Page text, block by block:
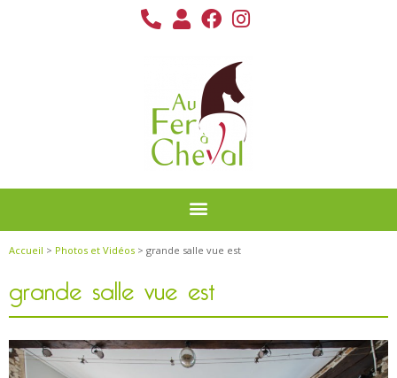
Accueil > Photos et Vidéos > grande salle vue est
grande salle vue est